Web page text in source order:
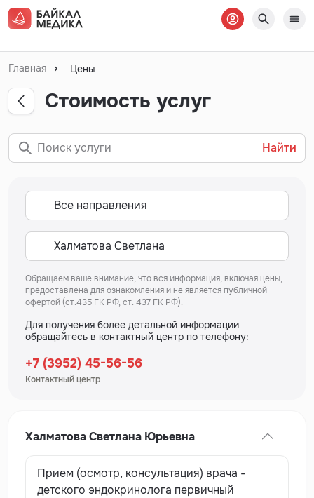
Главная Цены
Стоимость услуг
Найти
Обращаем ваше внимание, что вся информация, включая цены,
предоставлена для ознакомления и не является публичной
офертой (ст.435 ГК РФ, ст. 437 ГК РФ).
Для получения более детальной информации
обращайтесь в контактный центр по телефону:
+7 (3952) 45-56-56
Контактный центр
Халматова Светлана Юрьевна
Прием (осмотр, консультация) врача -
детского эндокринолога первичный